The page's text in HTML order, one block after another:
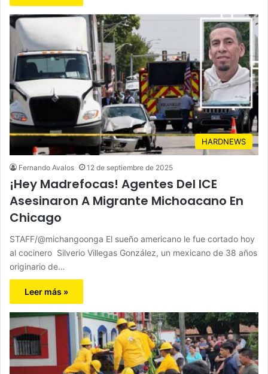
HARDNEWS
Fernando Avalos 12 de septiembre de 2025
¡Hey Madrefocas! Agentes Del ICE
Asesinaron A Migrante Michoacano En
Chicago
STAFF/@michangoonga El sueño americano le fue cortado hoy
al cocinero Silverio Villegas González, un mexicano de 38 años
originario de…
Leer más »